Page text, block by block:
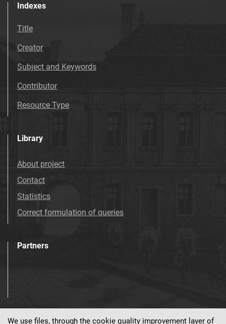
Indexes
Title
Creator
Subject and Keywords
Contributor
Resource Type
Library
About project
Contact
Statistics
Correct formulation of queries
Partners
We use files, through the cookie quality improvement layer of